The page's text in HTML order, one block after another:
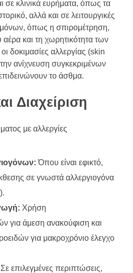
σε κλινικά ευρήματα, όπως τα
αλλά και σε λειτουργικές
όπως η σπιρομέτρηση,
και τη χωρητικότητα των
δοκιμασίες αλλεργίας (skin
ανίχνευση συγκεκριμένων
το άσθμα.
Διαχείριση
με αλλεργίες
Όπου είναι εφικτό,
σε γνωστά αλλεργιογόνα
Χρήση
για άμεση ανακούφιση και
για μακροχρόνιο έλεγχο
Σε επιλεγμένες περιπτώσεις,